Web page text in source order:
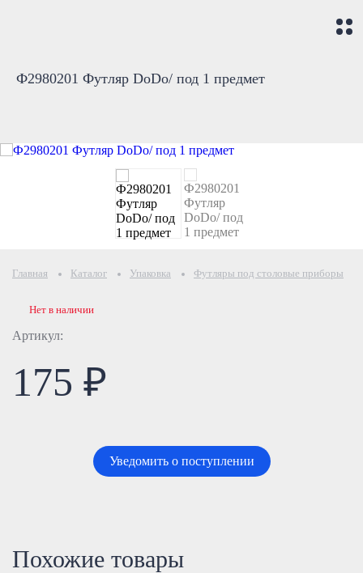
Ф2980201 Футляр DoDo/ под 1 предмет
Главная Каталог Упаковка Футляры под столовые приборы
Артикул:
Нет в наличии
175 ₽
Уведомить о поступлении
Похожие товары